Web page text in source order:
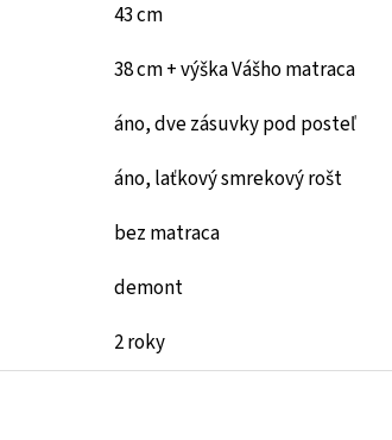
43 cm
38 cm + výška Vášho matraca
áno, dve zásuvky pod posteľ
áno, laťkový smrekový rošt
bez matraca
demont
2 roky